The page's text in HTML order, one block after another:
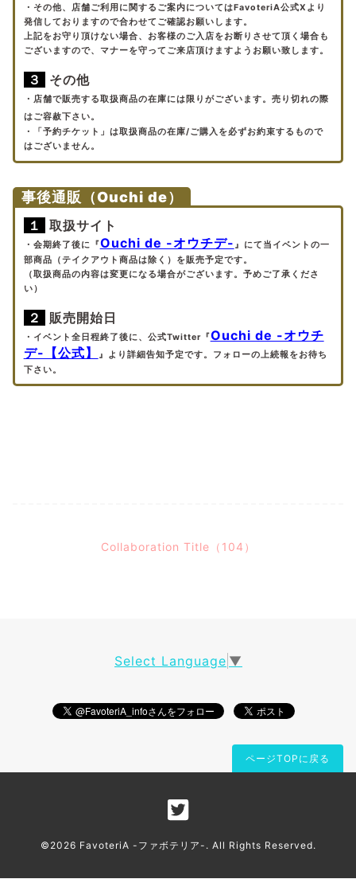
・その他、店舗ご利用に関するご案内についてはFavoteriA公式Xより
発信しておりますので合わせてご確認お願いします。
上記をお守り頂けない場合、お客様のご入店をお断りさせて頂く場合も
ございますので、マナーを守ってご来店頂けますようお願い致します。
３ その他
・ 店舗で販売する取扱商品の在庫には限りがございます。売り切れの際
はご容赦下さい。
・「予約チケット」は取扱商品の在庫/ご購入を必ずお約束するもので
はございません。
事後通販（Ouchi de）
１ 取扱サイト
・会期終了後に『Ouchi de -オウチデ- 』にて当イベントの一
部商品（テイクアウト商品は除く）を販売予定です。
（取扱商品の内容は変更になる場合がございます。予めご了承くださ
い）
２ 販売開始日
・イベント全日程終了後に、公式Twitter『Ouchi de -オウチ
デ-【公式】
』より詳細告知予定です。フォローの上続報をお待ち
下さい。
Collaboration Title（104）
Select Language ▼
ページTOPに戻る
©2026 FavoteriA -ファボテリア- . All Rights Reserved.